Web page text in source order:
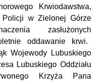
Krwiodawstwa,
w Zielonej Górze
zasłużonych
oddawanie krwi.
Wojewody Lubuskiego
Lubuskiego Oddziału
Krzyża Pana